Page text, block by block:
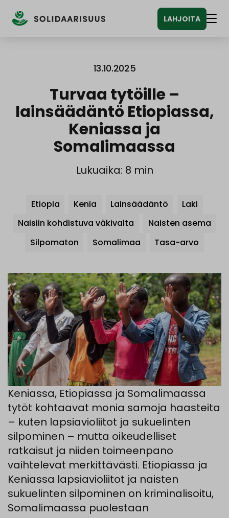
sisältöön
LAHJOITA
13.10.2025
Turvaa tytöille –
lainsäädäntö Etiopiassa,
Keniassa ja
Somalimaassa
Lukuaika: 8 min
Avainsanat
Etiopia Kenia Lainsäädäntö
Laki
Naisiin kohdistuva väkivalta
Naisten asema
Silpomaton
Somalimaa Tasa-arvo
Keniassa, Etiopiassa ja Somalimaassa
tytöt kohtaavat monia samoja haasteita
– kuten lapsiavioliitot ja sukuelinten
silpominen – mutta oikeudelliset
ratkaisut ja niiden toimeenpano
vaihtelevat merkittävästi. Etiopiassa ja
Keniassa lapsiavioliitot ja naisten
sukuelinten silpominen on kriminalisoitu,
Somalimaassa puolestaan